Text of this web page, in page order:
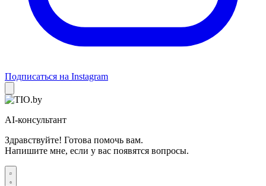
Подписаться на Instagram
AI-консультант
Здравствуйте! Готова помочь вам.
Напишите мне, если у вас появятся вопросы.